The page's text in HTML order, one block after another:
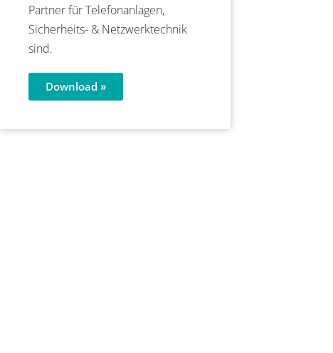
Partner für Telefonanlagen,
Sicherheits- & Netzwerktechnik
sind.
Download »